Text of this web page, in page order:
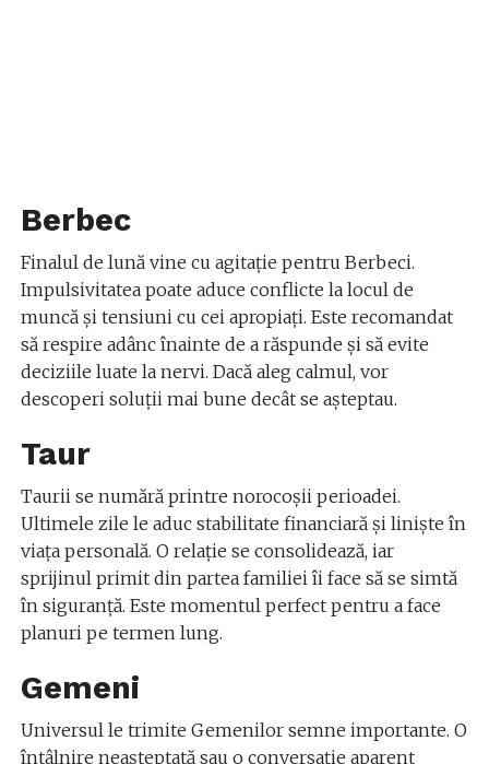
Berbec
Finalul de lună vine cu agitație pentru Berbeci.
Impulsivitatea poate aduce conflicte la locul de
muncă și tensiuni cu cei apropiați. Este recomandat
să respire adânc înainte de a răspunde și să evite
deciziile luate la nervi. Dacă aleg calmul, vor
descoperi soluții mai bune decât se așteptau.
Taur
Taurii se numără printre norocoșii perioadei.
Ultimele zile le aduc stabilitate financiară și liniște în
viața personală. O relație se consolidează, iar
sprijinul primit din partea familiei îi face să se simtă
în siguranță. Este momentul perfect pentru a face
planuri pe termen lung.
Gemeni
Universul le trimite Gemenilor semne importante. O
întâlnire neașteptată sau o conversație aparent